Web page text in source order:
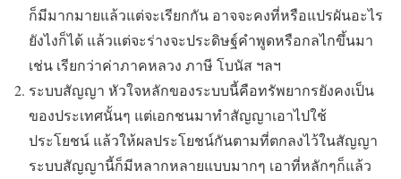
ก็มีมากมายแล้วแต่จะเรียกกัน อาจจะคงที่หรือแปรผันอะไร
ยังไงก็ได้ แล้วแต่จะร่างจะประดิษฐ์คำพูดหรือกลไกขึ้นมา
เช่น เรียกว่าค่าภาคหลวง ภาษี โบนัส ฯลฯ
ระบบสัญญา หัวใจหลักของระบบนี้คือทรัพยากรยังคงเป็น
ของประเทศนั้นๆ แต่เอกชนมาทำสัญญาเอาไปใช้
ประโยชน์ แล้วให้ผลประโยชน์กันตามที่ตกลงไว้ในสัญญา
ระบบสัญญานี้ก็มีหลากหลายแบบมากๆ เอาที่หลักๆก็แล้ว